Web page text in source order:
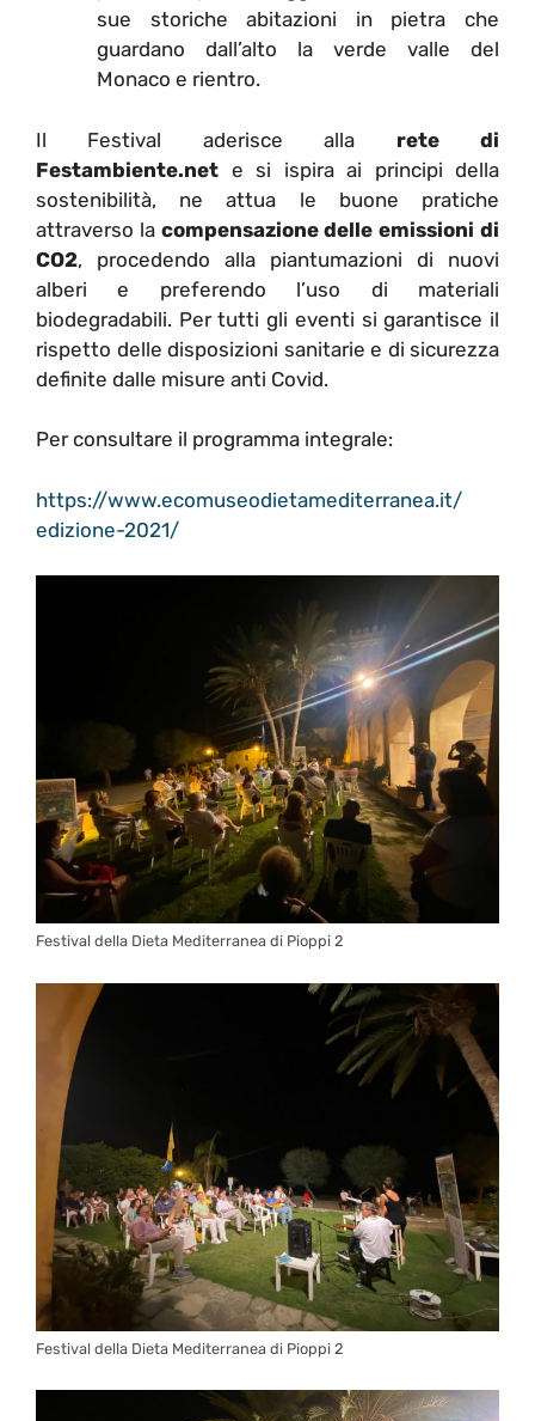
sue storiche abitazioni in pietra che
guardano dall’alto la verde valle del
Monaco e rientro.
Il Festival aderisce alla rete di
Festambiente.net e si ispira ai principi della
sostenibilità, ne attua le buone pratiche
attraverso la compensazione delle emissioni di
CO2, procedendo alla piantumazioni di nuovi
alberi e preferendo l’uso di materiali
biodegradabili. Per tutti gli eventi si garantisce il
rispetto delle disposizioni sanitarie e di sicurezza
definite dalle misure anti Covid.
Per consultare il programma integrale:
https://www.ecomuseodietamediterranea.it/
edizione-2021/
Festival della Dieta Mediterranea di Pioppi 2
Festival della Dieta Mediterranea di Pioppi 2